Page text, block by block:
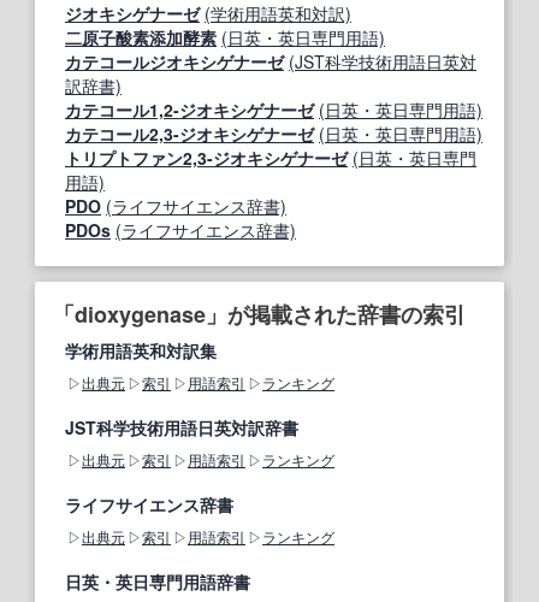
ジオキシゲナーゼ (学術用語英和対訳)
二原子酸素添加酵素 (日英・英日専門用語)
カテコールジオキシゲナーゼ (JST科学技術用語日英対
訳辞書)
カテコール1,2-ジオキシゲナーゼ (日英・英日専門用語)
カテコール2,3-ジオキシゲナーゼ (日英・英日専門用語)
トリプトファン2,3-ジオキシゲナーゼ (日英・英日専門
用語)
PDO (ライフサイエンス辞書)
PDOs (ライフサイエンス辞書)
「dioxygenase」が掲載された辞書の索引
学術用語英和対訳集
出典元 索引 用語索引 ランキング
JST科学技術用語日英対訳辞書
出典元 索引 用語索引 ランキング
ライフサイエンス辞書
出典元 索引 用語索引 ランキング
日英・英日専門用語辞書